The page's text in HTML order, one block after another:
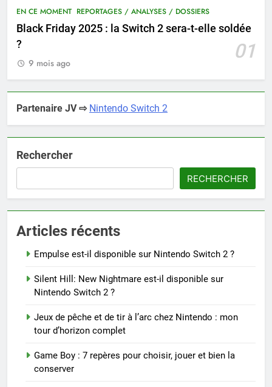
EN CE MOMENT REPORTAGES / ANALYSES / DOSSIERS
Black Friday 2025 : la Switch 2 sera-t-elle soldée
?
01
9 mois ago
Partenaire JV ⇨ Nintendo Switch 2
Rechercher
RECHERCHER
Articles récents
Empulse est-il disponible sur Nintendo Switch 2 ?
Silent Hill: New Nightmare est-il disponible sur
Nintendo Switch 2 ?
Jeux de pêche et de tir à l’arc chez Nintendo : mon
tour d’horizon complet
Game Boy : 7 repères pour choisir, jouer et bien la
conserver